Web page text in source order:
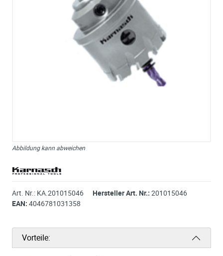
Abbildung kann abweichen
Art. Nr.: KA.201015046 Hersteller Art. Nr.: 201015046
EAN: 4046781031358
Vorteile: